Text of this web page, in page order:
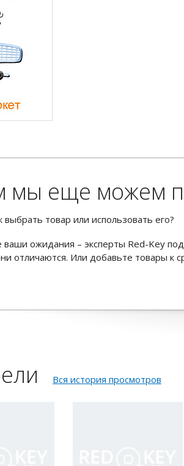
мы еще можем
выбрать товар или использовать его?
ожидания – эксперты Red-Key
отличаются. Или добавьте товары
Вся история просмотров